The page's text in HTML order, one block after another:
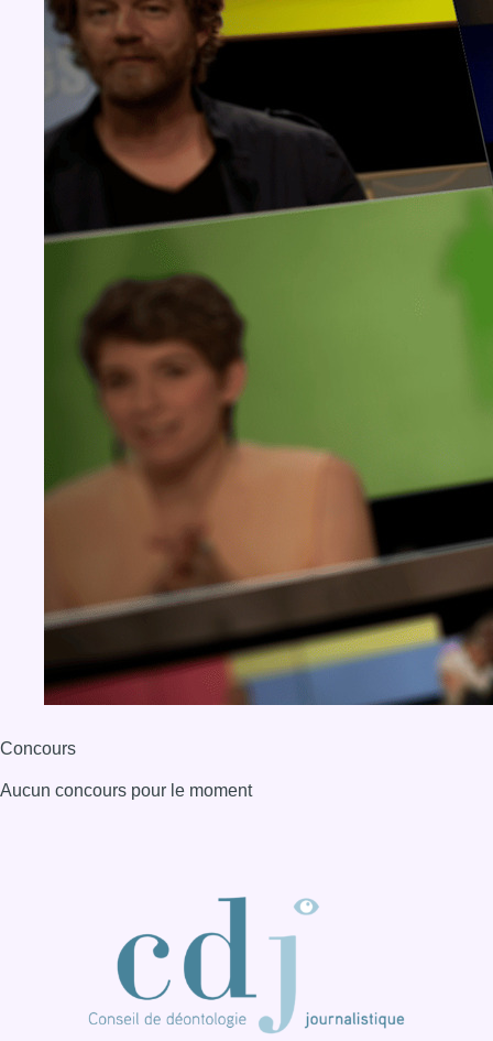
Concours
Aucun concours pour le moment